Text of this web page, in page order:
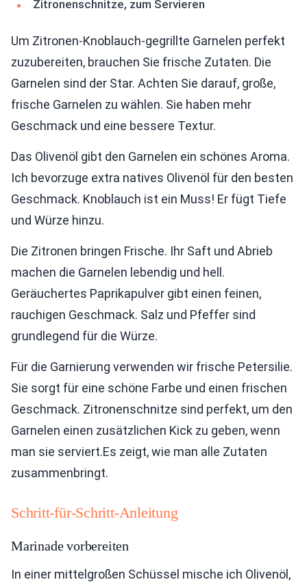
Zitronenschnitze, zum Servieren
Um Zitronen-Knoblauch-gegrillte Garnelen perfekt
zuzubereiten, brauchen Sie frische Zutaten. Die
Garnelen sind der Star. Achten Sie darauf, große,
frische Garnelen zu wählen. Sie haben mehr
Geschmack und eine bessere Textur.
Das Olivenöl gibt den Garnelen ein schönes Aroma.
Ich bevorzuge extra natives Olivenöl für den besten
Geschmack. Knoblauch ist ein Muss! Er fügt Tiefe
und Würze hinzu.
Die Zitronen bringen Frische. Ihr Saft und Abrieb
machen die Garnelen lebendig und hell.
Geräuchertes Paprikapulver gibt einen feinen,
rauchigen Geschmack. Salz und Pfeffer sind
grundlegend für die Würze.
Für die Garnierung verwenden wir frische Petersilie.
Sie sorgt für eine schöne Farbe und einen frischen
Geschmack. Zitronenschnitze sind perfekt, um den
Garnelen einen zusätzlichen Kick zu geben, wenn
man sie serviert.Es zeigt, wie man alle Zutaten
zusammenbringt.
Schritt-für-Schritt-Anleitung
Marinade vorbereiten
In einer mittelgroßen Schüssel mische ich Olivenöl,